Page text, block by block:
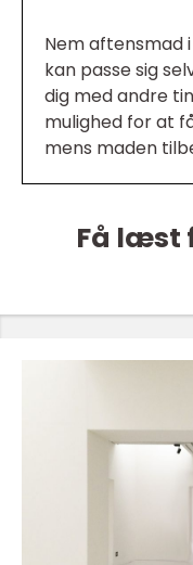
Nem aftensmad
kan passe sig
dig med andre
mulighed for at
mens maden
Få læst